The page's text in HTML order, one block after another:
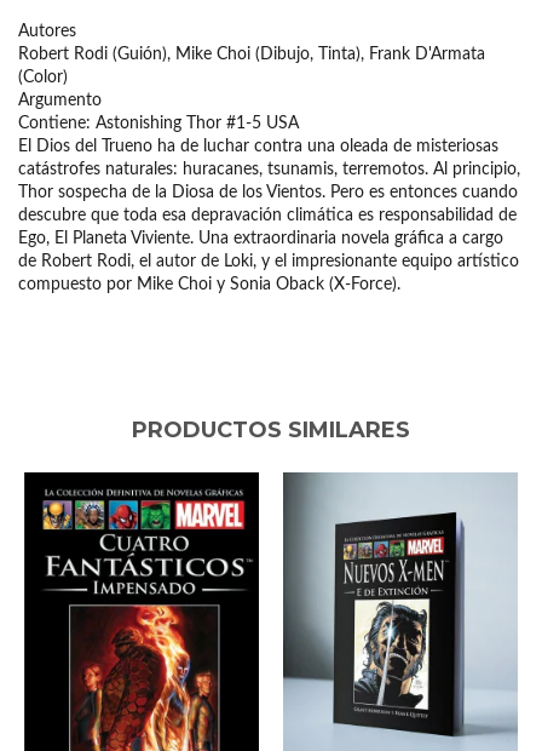
Autores
Robert Rodi (Guión), Mike Choi (Dibujo, Tinta), Frank D'Armata
(Color)
Argumento
Contiene: Astonishing Thor #1-5 USA
El Dios del Trueno ha de luchar contra una oleada de misteriosas
catástrofes naturales: huracanes, tsunamis, terremotos. Al principio,
Thor sospecha de la Diosa de los Vientos. Pero es entonces cuando
descubre que toda esa depravación climática es responsabilidad de
Ego, El Planeta Viviente. Una extraordinaria novela gráfica a cargo
de Robert Rodi, el autor de Loki, y el impresionante equipo artístico
compuesto por Mike Choi y Sonia Oback (X-Force).
PRODUCTOS SIMILARES